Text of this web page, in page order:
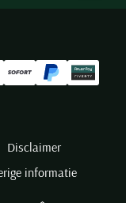
Disclaimer
informatie